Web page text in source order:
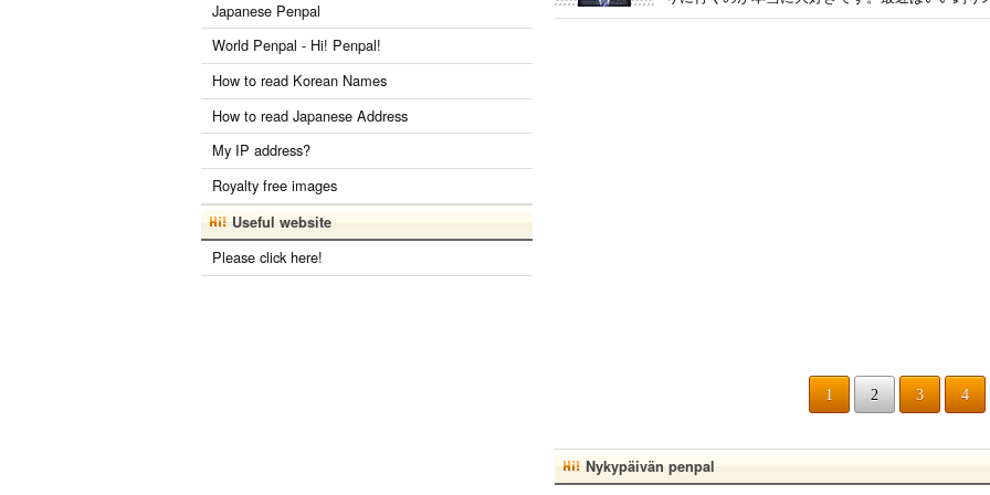
1 2 3 4
Nykypäivän penpal
Japanese Penpal
World Penpal - Hi! Penpal!
How to read Korean Names
How to read Japanese Address
My IP address?
Royalty free images
Useful website
Please click here!